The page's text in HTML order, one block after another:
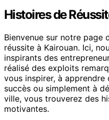
Histoires de
Bienvenue sur notre page
réussite à Kairouan. Ici,
inspirants des
réalisé des exploits
vous inspirer, à
succès ou simplement à
ville, vous trouverez des
motivantes.